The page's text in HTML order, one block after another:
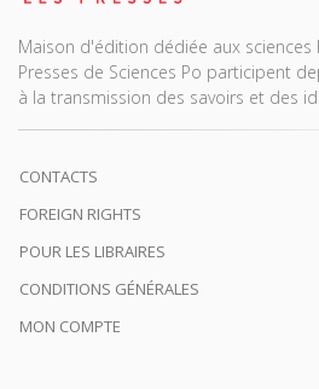
Maison d'édition dédiée aux sciences
Presses de Sciences Po participent
à la transmission des savoirs et des
CONTACTS
FOREIGN RIGHTS
POUR LES LIBRAIRES
CONDITIONS GÉNÉRALES
MON COMPTE